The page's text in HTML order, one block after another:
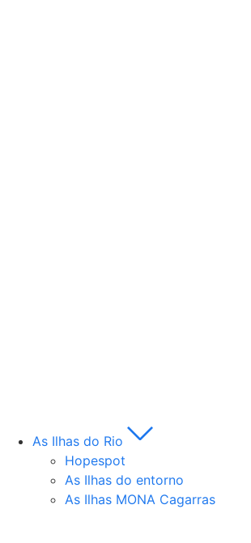
As Ilhas do Rio
Hopespot
As Ilhas do entorno
As Ilhas MONA Cagarras